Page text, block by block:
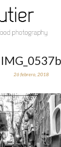
IMG_0537b
26 febrero, 2018